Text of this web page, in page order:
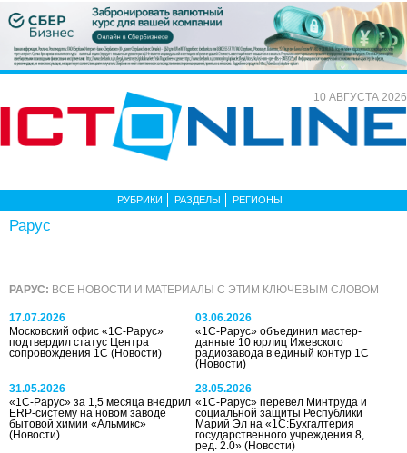
10 АВГУСТА 2026
РУБРИКИ РАЗДЕЛЫ РЕГИОНЫ
Рарус
РАРУС: ВСЕ НОВОСТИ И МАТЕРИАЛЫ С ЭТИМ КЛЮЧЕВЫМ СЛОВОМ
17.07.2026
Московский офис «1С-Рарус»
подтвердил статус Центра
сопровождения 1С (Новости)
03.06.2026
«1С-Рарус» объединил мастер-
данные 10 юрлиц Ижевского
радиозавода в единый контур 1С
(Новости)
31.05.2026
«1С-Рарус» за 1,5 месяца внедрил
ERP-систему на новом заводе
бытовой химии «Альмикс»
(Новости)
28.05.2026
«1С-Рарус» перевел Минтруда и
социальной защиты Республики
Марий Эл на «1С:Бухгалтерия
государственного учреждения 8,
ред. 2.0»(Новости)